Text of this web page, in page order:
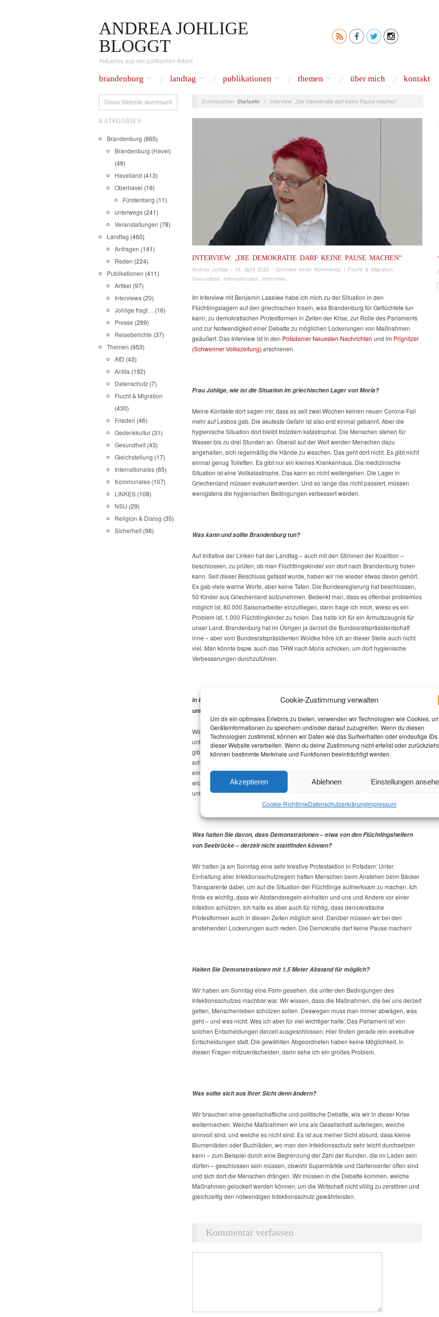
Cookie-Zustimmung verwalten
Um dir ein optimales Erlebnis zu bieten, verwenden wir Technologien wie Cookies,
Geräteinformationen zu speichern und/oder darauf zuzugreifen. Wenn du diesen
Technologien zustimmst, können wir Daten wie das Surfverhalten oder eindeutige IDs
dieser Website verarbeiten. Wenn du deine Zustimmung nicht erteilst oder
können bestimmte Merkmale und Funktionen beeinträchtigt werden.
Akzeptieren Ablehnen Einstellungen
Cookie-RichtlinieDatenschutz­erklärungImpressum
ANDREA JOHLIGE
BLOGGT
Aktuelles aus der politischen Arbeit
brandenburg landtag publikationen themen über mich kontakt
KATEGORIEN
Brandenburg (865)
Brandenburg (Havel)
(49)
Havelland (413)
Oberhavel (16)
Fürstenberg (11)
unterwegs (241)
Veranstaltungen (78)
Landtag (460)
Anfragen (141)
Reden (224)
Publikationen (411)
Artikel (97)
Interviews (20)
Johlige fragt… (16)
Presse (269)
Reiseberichte (37)
Themen (953)
AfD (43)
Antifa (192)
Datenschutz (7)
Flucht & Migration
(430)
Frieden (46)
Gedenkkultur (31)
Gesundheit (43)
Gleichstellung (17)
Internationales (65)
Kommunales (107)
LINKES (108)
NSU (29)
Religion & Dialog (35)
Sicherheit (98)
Durchsuchen: Startseite / Interview: „Die Demokratie darf keine Pause machen“
INTERVIEW: „DIE DEMOKRATIE DARF KEINE PAUSE MACHEN“
Andrea Johlige / 14. April 2020 / Schreibe einen Kommentar / Flucht & Migration
Gesundheit Internationales Interviews
Im Interview mit Benjamin Lassiwe habe ich mich zu der Situation in den
Flüchtlingslagern auf den griechischen Inseln, was Brandenburg für Geflüchtete tun
kann, zu demokratischen Protestformen in Zeiten der Krise, zur Rolle des Parlaments
und zur Notwendigkeit einer Debatte zu möglichen Lockerungen von Maßnahmen
geäußert. Das Interview ist in den Potsdamer Neuesten Nachrichten und im Prignitzer
(Schweriner Volkszeitung) erschienen.
Frau Johlige, wie ist die Situation im griechischen Lager von Moria?
Meine Kontakte dort sagen mir, dass es seit zwei Wochen keinen neuen Corona-Fall
mehr auf Lesbos gab. Die akuteste Gefahr ist also erst einmal gebannt. Aber die
hygienische Situation dort bleibt trotzdem katastrophal. Die Menschen stehen für
Wasser bis zu drei Stunden an. Überall auf der Welt werden Menschen dazu
angehalten, sich regelmäßig die Hände zu waschen. Das geht dort nicht. Es gibt nicht
einmal genug Toiletten. Es gibt nur ein kleines Krankenhaus. Die medizinische
Situation ist eine Vollkatastrophe. Das kann so nicht weitergehen. Die Lager in
Griechenland müssen evakuiert werden. Und so lange das nicht passiert, müssen
wenigstens die hygienischen Bedingungen verbessert werden.
Was kann und sollte Brandenburg tun?
Auf Initiative der Linken hat der Landtag – auch mit den Stimmen der Koalition –
beschlossen, zu prüfen, ob man Flüchtlingskinder von dort nach Brandenburg holen
kann. Seit dieser Beschluss gefasst wurde, haben wir nie wieder etwas davon gehört.
Es gab viele warme Worte, aber keine Taten. Die Bundesregierung hat beschlossen,
50 Kinder aus Griechenland aufzunehmen. Bedenkt man, dass es offenbar problemlos
möglich ist, 80.000 Saisonarbeiter einzufliegen, dann frage ich mich, wieso es ein
Problem ist, 1.000 Flüchtlingkinder zu holen. Das halte ich für ein Armutszeugnis für
unser Land. Brandenburg hat im Übrigen ja derzeit die Bundesratspräsidentschaft
inne – aber vom Bundesratspräsidenten Woidke höre ich an dieser Stelle auch nicht
viel. Man könnte bspw. auch das THW nach Moria schicken, um dort hygienische
Verbesserungen durchzuführen.
In Brandenburg werden Flüchtlinge vor allem in Gemeinschaftsunterkünften
untergebracht. Sind nicht solche Unterbringungen jetzt erst Recht ein Risiko?
Wir bemühen uns ja schon seit Jahren darum, dass Flüchtlinge vor allem dezentral
untergebracht werden sollten. Sie haben völlig recht: In Gemeinschaftsunterkünften
gibt es weder Privatsphäre, noch ist es möglich, sich dort vernünftig vor Infektionen zu
schützen. Weil eine Frau im Bergmann-Klinikum Menschen geholfen hat, steht jetzt
eine ganze Unterkunft unter Quarantäne. Es wäre aus meiner Sicht gerade jetzt
wichtig, Flüchtlinge in Brandenburg nicht in großen Sammelunterkünften
unterzubringen, sondern dezentral.
Was halten Sie davon, dass Demonstrationen – etwa von den Flüchtlingshelfern
von Seebrücke – derzeit nicht stattfinden können?
Wir hatten ja am Sonntag eine sehr kreative Protestaktion in Potsdam: Unter
Einhaltung aller Infektionsschutzregeln hatten Menschen beim Anstehen beim Bäcker
Transparente dabei, um auf die Situation der Flüchtlinge aufmerksam zu machen. Ich
finde es wichtig, dass wir Abstandsregeln einhalten und uns und Andere vor einer
Infektion schützen. Ich halte es aber auch für richtig, dass demokratische
Protestformen auch in diesen Zeiten möglich sind. Darüber müssen wir bei den
anstehenden Lockerungen auch reden. Die Demokratie darf keine Pause machen!
Halten Sie Demonstrationen mit 1,5 Meter Abstand für möglich?
Wir haben am Sonntag eine Form gesehen, die unter den Bedingungen des
Infektionsschutzes machbar war. Wir wissen, dass die Maßnahmen, die bei uns derzeit
gelten, Menschenleben schützen sollen. Deswegen muss man immer abwägen, was
geht – und was nicht. Was ich aber für viel wichtiger halte: Das Parlament ist von
solchen Entscheidungen derzeit ausgeschlossen. Hier finden gerade rein exekutive
Entscheidungen statt. Die gewählten Abgeordneten haben keine Möglichkeit, in
diesen Fragen mitzuentscheiden, darin sehe ich ein großes Problem.
Was sollte sich aus Ihrer Sicht denn ändern?
Wir brauchen eine gesellschaftliche und politische Debatte, wie wir in dieser Krise
weitermachen. Welche Maßnahmen wir uns als Gesellschaft auferlegen, welche
sinnvoll sind, und welche es nicht sind. Es ist aus meiner Sicht absurd, dass kleine
Blumenläden oder Buchläden, wo man den Infektionsschutz sehr leicht durchsetzen
kann – zum Beispiel durch eine Begrenzung der Zahl der Kunden, die im Laden sein
dürfen – geschlossen sein müssen, obwohl Supermärkte und Gartencenter offen sind
und sich dort die Menschen drängen. Wir müssen in die Debatte kommen, welche
Maßnahmen gelockert werden können, um die Wirtschaft nicht völlig zu zerstören und
gleichzeitig den notwendigen Infektionsschutz gewährleisten.
Kommentar verfassen